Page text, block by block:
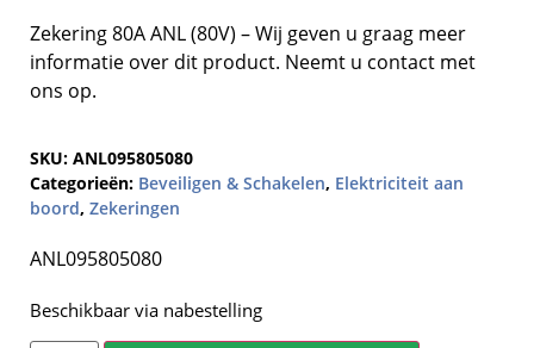
Zekering 80A ANL (80V) – Wij geven u graag meer
informatie over dit product. Neemt u contact met
ons op.
SKU: ANL095805080
Categorieën: Beveiligen & Schakelen, Elektriciteit aan
boord, Zekeringen
ANL095805080
Beschikbaar via nabestelling